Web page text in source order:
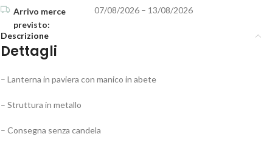
07/08/2026 – 13/08/2026
Descrizione
Dettagli
– Lanterna in paviera con manico in abete
– Struttura in metallo
– Consegna senza candela